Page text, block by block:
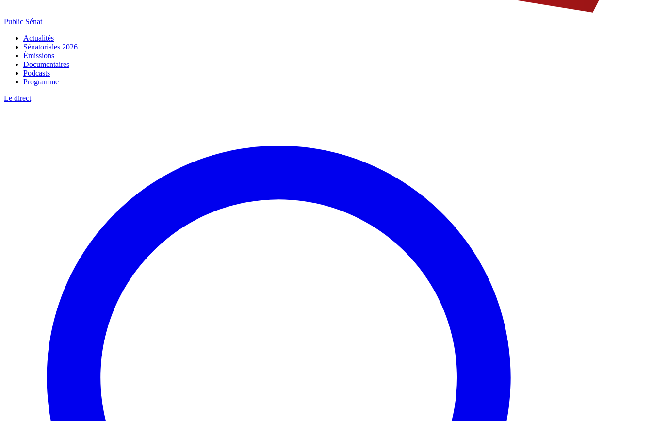
Public Sénat
Actualités
Sénatoriales 2026
Émissions
Documentaires
Podcasts
Programme
Le direct